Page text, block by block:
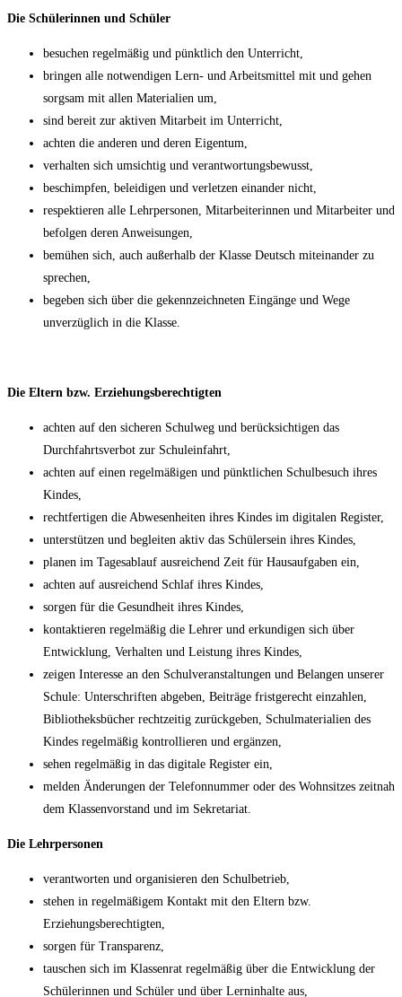
Die Schülerinnen und Schüler
besuchen regelmäßig und pünktlich den Unterricht,
bringen alle notwendigen Lern- und Arbeitsmittel mit und gehen
sorgsam mit allen Materialien um,
sind bereit zur aktiven Mitarbeit im Unterricht,
achten die anderen und deren Eigentum,
verhalten sich umsichtig und verantwortungsbewusst,
beschimpfen, beleidigen und verletzen einander nicht,
respektieren alle Lehrpersonen, Mitarbeiterinnen und Mitarbeiter und
befolgen deren Anweisungen,
bemühen sich, auch außerhalb der Klasse Deutsch miteinander zu
sprechen,
begeben sich über die gekennzeichneten Eingänge und Wege
unverzüglich in die Klasse.
Die Eltern bzw. Erziehungsberechtigten
achten auf den sicheren Schulweg und berücksichtigen das
Durchfahrtsverbot zur Schuleinfahrt,
achten auf einen regelmäßigen und pünktlichen Schulbesuch ihres
Kindes,
rechtfertigen die Abwesenheiten ihres Kindes im digitalen Register,
unterstützen und begleiten aktiv das Schülersein ihres Kindes,
planen im Tagesablauf ausreichend Zeit für Hausaufgaben ein,
achten auf ausreichend Schlaf ihres Kindes,
sorgen für die Gesundheit ihres Kindes,
kontaktieren regelmäßig die Lehrer und erkundigen sich über
Entwicklung, Verhalten und Leistung ihres Kindes,
zeigen Interesse an den Schulveranstaltungen und Belangen unserer
Schule: Unterschriften abgeben, Beiträge fristgerecht einzahlen,
Bibliotheksbücher rechtzeitig zurückgeben, Schulmaterialien des
Kindes regelmäßig kontrollieren und ergänzen,
sehen regelmäßig in das digitale Register ein,
melden Änderungen der Telefonnummer oder des Wohnsitzes zeitnah
dem Klassenvorstand und im Sekretariat.
Die Lehrpersonen
verantworten und organisieren den Schulbetrieb,
stehen in regelmäßigem Kontakt mit den Eltern bzw.
Erziehungsberechtigten,
sorgen für Transparenz,
tauschen sich im Klassenrat regelmäßig über die Entwicklung der
Schülerinnen und Schüler und über Lerninhalte aus,